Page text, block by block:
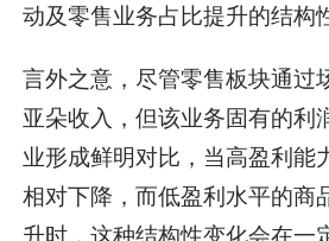
动及零售业务占比提升的结构
言外之意，尽管零售板块通过
亚朵收入，但该业务固有的利
业形成鲜明对比，当高盈利能
相对下降，而低盈利水平的商
升时，这种结构性变化会在一